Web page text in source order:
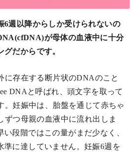
6週以降からしか受けられないの
が母体の血液中に十分
だからです。
に存在する断片状のDNAのこと
DNAと呼ばれ、頭文字を取って
。妊娠中は、胎盤を通じて赤ちゃ
ずつ母親の血液中に流れ出しま
段階ではこの量がまだ少なく、
準に達していません。妊娠6週を